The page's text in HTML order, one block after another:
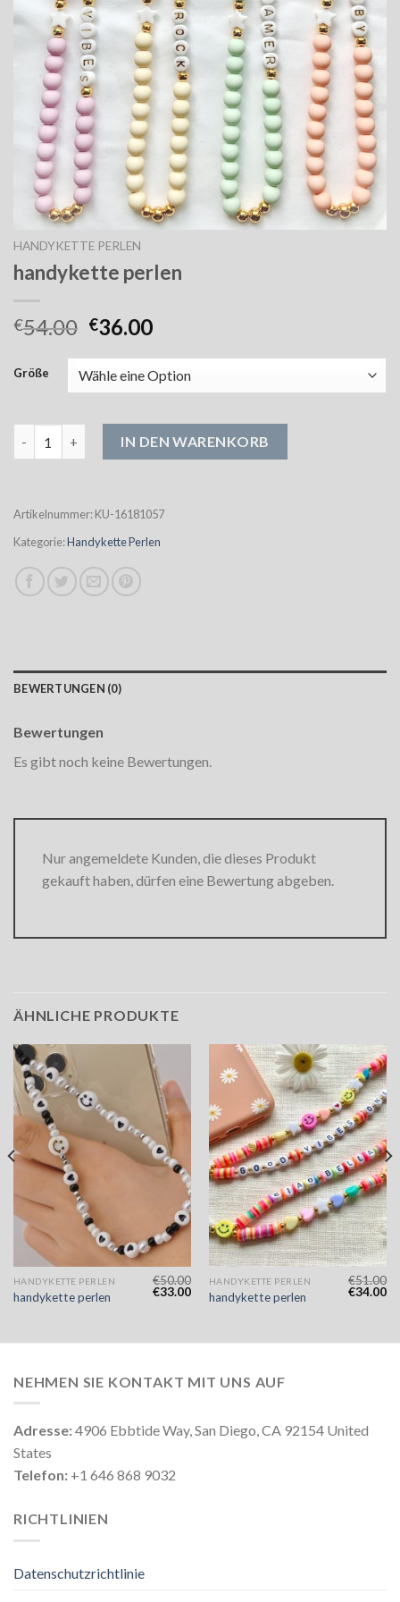
HANDYKETTE PERLEN
handykette perlen
€54.00 €36.00
Größe
IN DEN WARENKORB
Artikelnummer:KU-16181057
Kategorie:Handykette Perlen
BEWERTUNGEN (0)
Bewertungen
Es gibt noch keine Bewertungen.
Nur angemeldete Kunden, die dieses Produkt
gekauft haben, dürfen eine Bewertung abgeben.
ÄHNLICHE PRODUKTE
HANDYKETTE PERLEN
handykette perlen
€50.00
€33.00
HANDYKETTE PERLEN
handykette perlen
€51.00
€34.00
NEHMEN SIE KONTAKT MIT UNS AUF
Adresse:4906 Ebbtide Way, San Diego, CA 92154 United
States
Telefon: +1 646 868 9032
RICHTLINIEN
Datenschutzrichtlinie